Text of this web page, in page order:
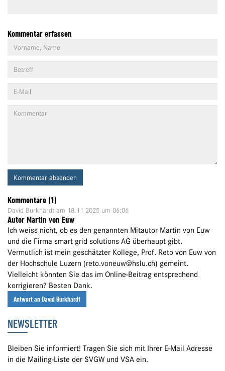
Kommentar erfassen
Kommentar absenden
Kommentare (1)
David Burkhardt am 18.11 2025 um 06:06
Autor Martin von Euw
Ich weiss nicht, ob es den genannten Mitautor Martin von Euw
und die Firma smart grid solutions AG überhaupt gibt.
Vermutlich ist mein geschätzter Kollege, Prof. Reto von Euw von
der Hochschule Luzern (reto.voneuw@hslu.ch) gemeint.
Vielleicht könnten Sie das im Online-Beitrag entsprechend
korrigieren? Besten Dank.
Antwort an David Burkhardt
NEWSLETTER
Bleiben Sie informiert! Tragen Sie sich mit Ihrer E-Mail Adresse
in die Mailing-Liste der SVGW und VSA ein.